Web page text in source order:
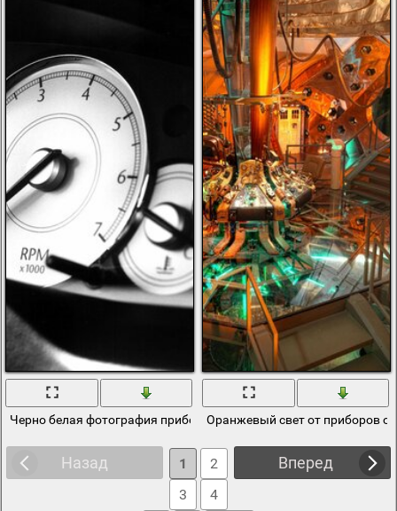
Черно белая фотография приборов измеренияОранжевый свет от приборов
Назад Вперед
1
2
3
4